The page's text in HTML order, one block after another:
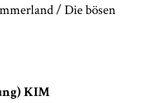
/ Die bösen
KIM